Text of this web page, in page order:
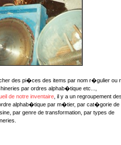
des pi�ces des items par nom r�gulier ou
par ordres alphab�tique etc...,
de notre inventaire , il y a un regroupement
alphab�tique par m�tier, par cat�gorie de
par genre de transformation, par types de